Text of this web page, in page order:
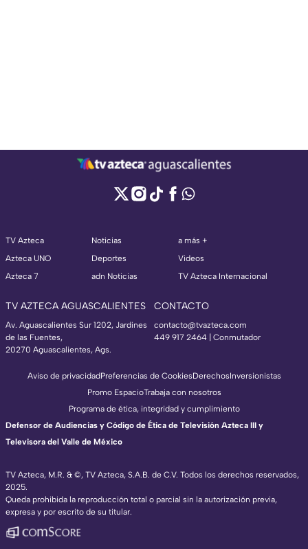
TV Azteca
Azteca UNO
Azteca 7
Noticias
Deportes
adn Noticias
a más +
Videos
TV Azteca Internacional
TV AZTECA AGUASCALIENTES
Av. Aguascalientes Sur 1202, Jardines
de las Fuentes,
20270 Aguascalientes, Ags.
CONTACTO
contacto@tvazteca.com
449 917 2464 | Conmutador
TV Azteca, M.R. & ©, TV Azteca, S.A.B. de C.V. Todos los derechos reservados,
2025.
Queda prohibida la reproducción total o parcial sin la autorización previa,
expresa y por escrito de su titular.
Aviso de privacidadPreferencias de CookiesDerechosInversionistas
Promo EspacioTrabaja con nosotros
Programa de ética, integridad y cumplimiento
Defensor de Audiencias y Código de Ética de Televisión Azteca III y
Televisora del Valle de México